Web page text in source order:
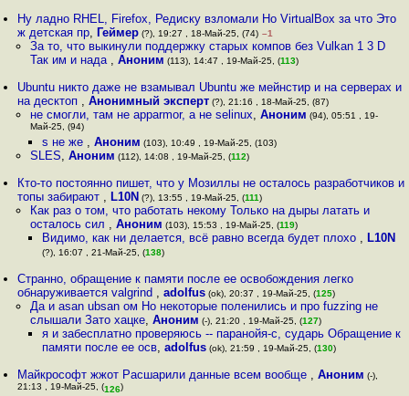
Ну ладно RHEL, Firefox, Редиску взломали Но VirtualBox за что Это
ж детская пр, Геймер (?), 19:27 , 18-Май-25, (74) –1
За то, что выкинули поддержку старых компов без Vulkan 1 3 D
Так им и нада , Аноним (113), 14:47 , 19-Май-25, (113)
Ubuntu никто даже не взамывал Ubuntu же мейнстир и на серверах и
на десктоп ,Анонимный эксперт (?), 21:16 , 18-Май-25, (87)
не смогли, там не apparmor, а не selinux, Аноним (94), 05:51 , 19-
Май-25, (94)
s не же , Аноним (103), 10:49 , 19-Май-25, (103)
SLES, Аноним (112), 14:08 , 19-Май-25, (112)
Кто-то постоянно пишет, что у Мозиллы не осталось разработчиков и
топы забирают , L10N (?), 13:55 , 19-Май-25, (111)
Как раз о том, что работать некому Только на дыры латать и
осталось сил , Аноним (103), 15:53 , 19-Май-25, (119)
Видимо, как ни делается, всё равно всегда будет плохо , L10N
(?), 16:07 , 21-Май-25, (138)
Странно, обращение к памяти после ее освобождения легко
обнаруживается valgrind ,adolfus (ok), 20:37 , 19-Май-25, (125)
Да и asan ubsan ом Но некоторые поленились и про fuzzing не
слышали Зато хацке, Аноним (-), 21:20 , 19-Май-25, (127)
я и забесплатно проверяюсь -- паранойя-с, сударь Обращение к
памяти после ее осв, adolfus(ok), 21:59 , 19-Май-25, (130)
Майкрософт жжот Расшарили данные всем вообще ,Аноним (-),
21:13 , 19-Май-25, (126)